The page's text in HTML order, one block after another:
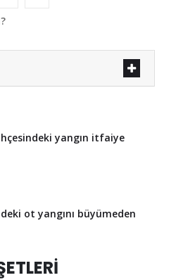
yangın itfaiye
ot yangını büyümeden